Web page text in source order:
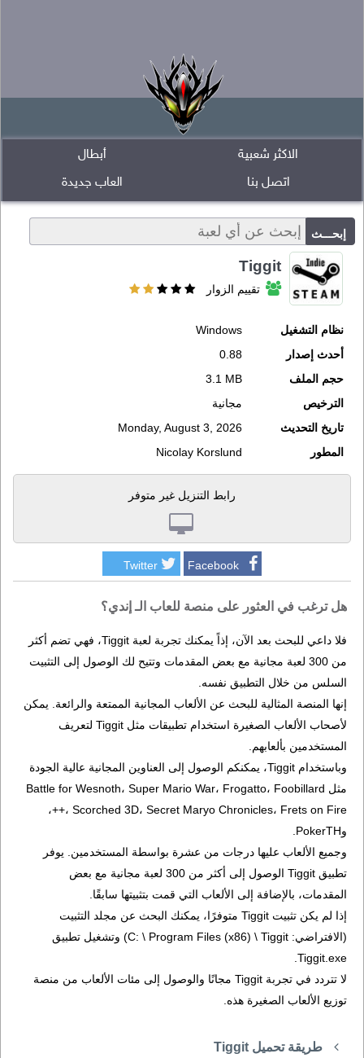
أبطال
الاكثر شعبية
العاب جديدة
اتصل بنا
Tiggit
تقييم الزوار
نظام التشغيل
Windows
أحدث إصدار
0.88
حجم الملف
3.1 MB
الترخيص
مجانية
تاريخ التحديث
Monday, August 3, 2026
المطور
Nicolay Korslund
رابط التنزيل غير متوفر
Facebook
Twitter
هل ترغب في العثور على منصة للعاب الـ إندي؟
فلا داعي للبحث بعد الآن، إذاً يمكنك تجربة لعبة Tiggit، فهي تضم أكثر
من 300 لعبة مجانية مع بعض المقدمات وتتيح لك الوصول إلى التثبيت
السلس من خلال التطبيق نفسه.
إنها المنصة المثالية للبحث عن الألعاب المجانية الممتعة والرائعة. يمكن
لأصحاب الألعاب الصغيرة استخدام تطبيقات مثل Tiggit لتعريف
المستخدمين بألعابهم.
وباستخدام Tiggit، يمكنكم الوصول إلى العناوين المجانية عالية الجودة
مثل Battle for Wesnoth، Super Mario War، Frogatto، Foobillard
++، Scorched 3D، Secret Maryo Chronicles، Frets on Fire،
وPokerTH.
وجميع الألعاب عليها درجات من عشرة بواسطة المستخدمين. يوفر
تطبيق Tiggit الوصول إلى أكثر من 300 لعبة مجانية مع بعض
المقدمات، بالإضافة إلى الألعاب التي قمت بتثبيتها سابقًا.
إذا لم يكن تثبيت Tiggit متوفرًا، يمكنك البحث عن مجلد التثبيت
(الافتراضي: C: \ Program Files (x86) \ Tiggit) وتشغيل تطبيق
Tiggit.exe.
لا تتردد في تجربة Tiggit مجانًا والوصول إلى مئات الألعاب من منصة
توزيع الألعاب الصغيرة هذه.
طريقة تحميل Tiggit